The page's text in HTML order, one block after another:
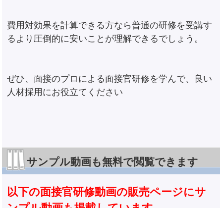
費用対効果を計算できる方なら普通の研修を受講す
るより圧倒的に安いことが理解できるでしょう。
ぜひ、面接のプロによる面接官研修を学んで、良い
人材採用にお役立てください
サンプル動画も無料で閲覧できます
以下の面接官研修動画の販売ページにサ